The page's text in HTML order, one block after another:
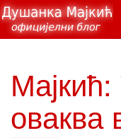
оваква